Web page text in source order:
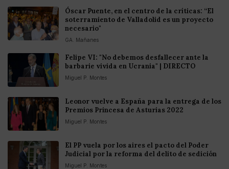
Óscar Puente, en el centro de la críticas: “El
soterramiento de Valladolid es un proyecto
necesario"
GA. Mañanes
Felipe VI: "No debemos desfallecer ante la
barbarie vivida en Ucrania" | DIRECTO
Miguel P. Montes
Leonor vuelve a España para la entrega de los
Premios Princesa de Asturias 2022
Miguel P. Montes
El PP vuela por los aires el pacto del Poder
Judicial por la reforma del delito de sedición
Miguel P. Montes